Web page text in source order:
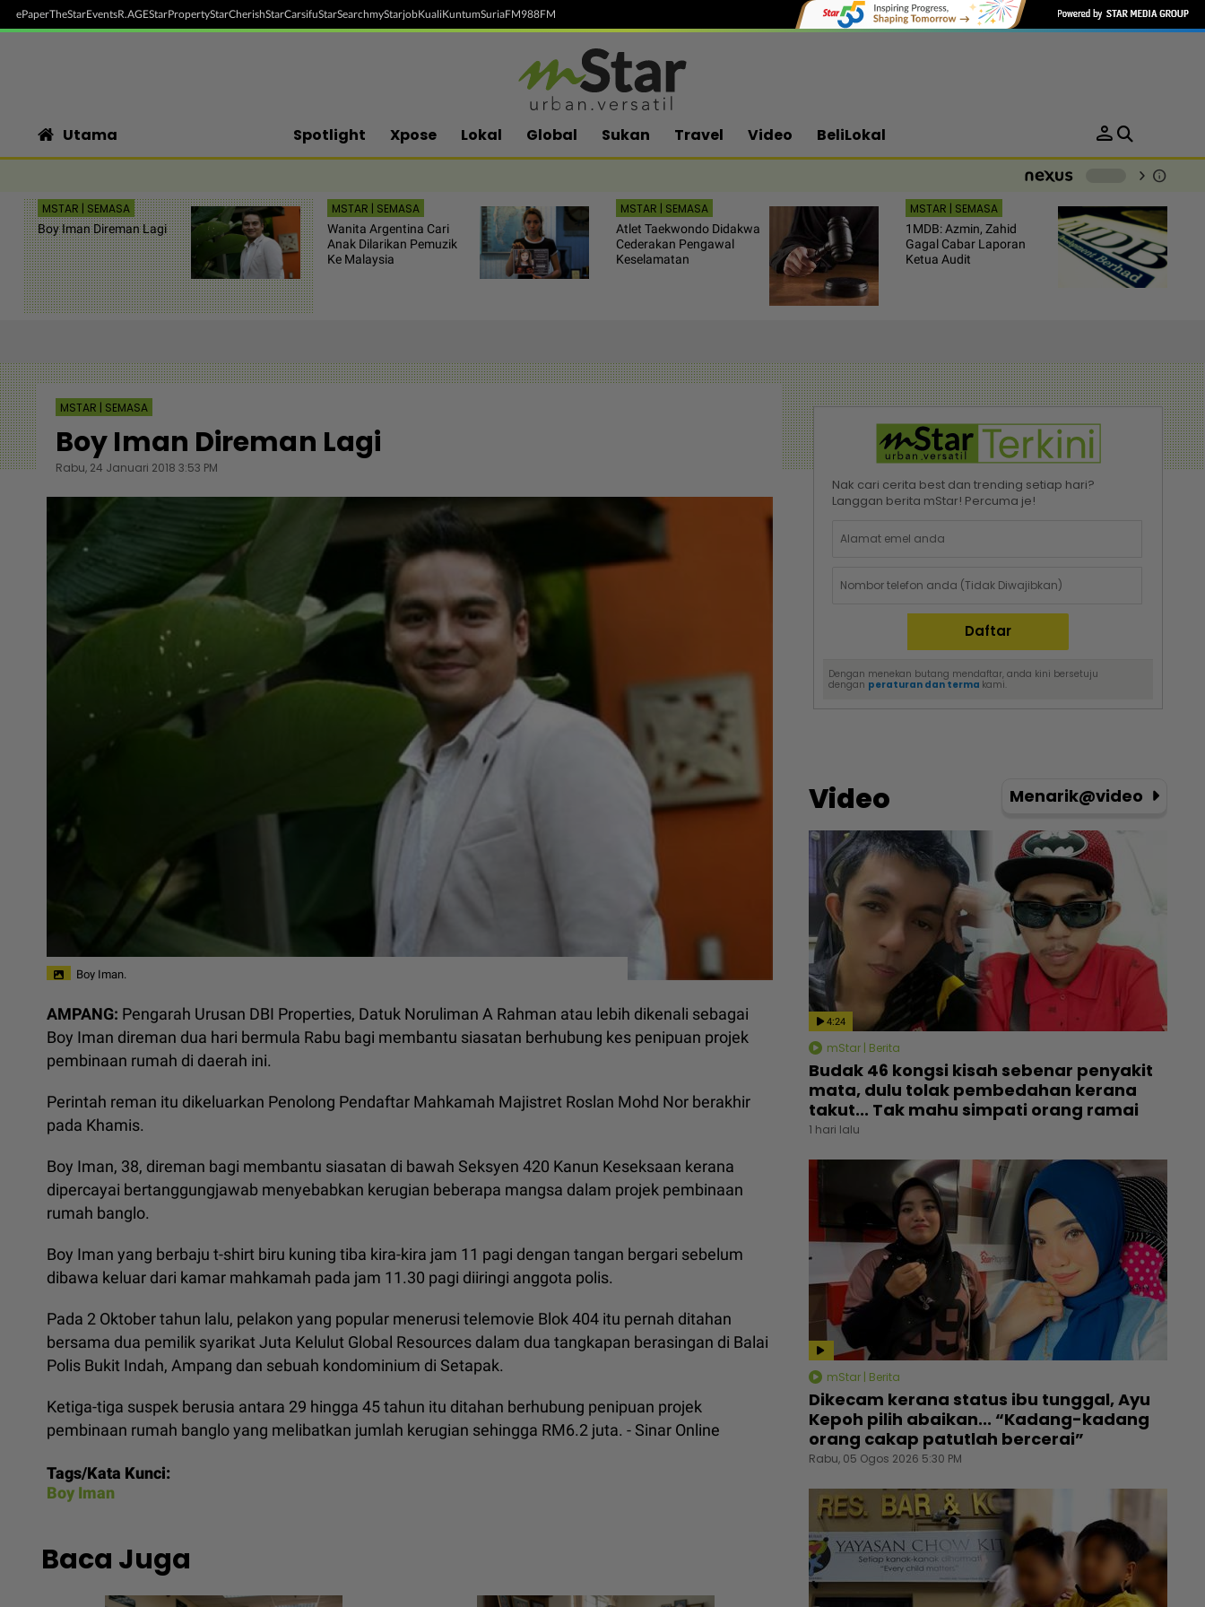
ePaperTheStarEventsR.AGEStarPropertyStarCherishStarCarsifuStarSearchmyStarjobKualiKuntumSuriaFM988FM
Utama Spotlight Xpose Lokal Global Sukan Travel Video BeliLokal person
chevron_right info
MSTAR | SEMASA
Boy Iman Direman Lagi
MSTAR | SEMASA
Wanita Argentina Cari
Anak Dilarikan Pemuzik
Ke Malaysia
MSTAR | SEMASA
Atlet Taekwondo Didakwa
Cederakan Pengawal
Keselamatan
MSTAR | SEMASA
1MDB: Azmin, Zahid
Gagal Cabar Laporan
Ketua Audit
MSTAR | SEMASA
Boy Iman Direman Lagi
Rabu, 24 Januari 2018 3:53 PM
Boy Iman.
AMPANG: Pengarah Urusan DBI Properties, Datuk Norul­iman A Rahman atau lebih dikenali sebagai
Boy Iman direman dua hari bermula Rabu bagi membantu siasatan berhubung kes penipuan projek
pembinaan rumah di daerah ini.
Perintah reman itu dikeluarkan Penolong Pendaftar Mahkamah Majistret Roslan Mohd Nor berakhir
pada Khamis.
Boy Iman, 38, direman bagi membantu siasatan di bawah Seksyen 420 Kanun Keseksaan kerana
dipercayai bertanggungjawab menyebabkan kerugian beberapa mangsa dalam projek pembinaan
rumah banglo.
Boy Iman yang berbaju t-shirt biru kuning tiba kira-kira jam 11 pagi dengan tangan bergari sebelum
dibawa keluar dari kamar mahkamah pada jam 11.30 pagi diiringi anggota polis.
Pada 2 Oktober tahun lalu, pelakon yang popular menerusi telemovie Blok 404 itu pernah ditahan
bersama dua pemilik syarikat Juta Kelulut Global Resources dalam dua tangkapan berasingan di Balai
Polis Bukit Indah, Ampang dan sebuah kondominium di Setapak.
Ketiga-tiga suspek berusia antara 29 hingga 45 tahun itu ditahan berhubung penipuan projek
pembinaan rumah banglo yang melibatkan jumlah kerugian sehingga RM6.2 juta. - Sinar Online
Tags/Kata Kunci:
Boy Iman
Baca Juga
Nak cari cerita best dan trending setiap hari?
Langgan berita mStar! Percuma je!
Dengan menekan butang mendaftar, anda kini bersetuju
dengan peraturan dan terma kami.
Video Menarik@video
4:24
mStar | Berita
Budak 46 kongsi kisah sebenar penyakit
mata, dulu tolak pembedahan kerana
takut... Tak mahu simpati orang ramai
1 hari lalu
mStar | Berita
Dikecam kerana status ibu tunggal, Ayu
Kepoh pilih abaikan... “Kadang-kadang
orang cakap patutlah bercerai”
Rabu, 05 Ogos 2026 5:30 PM